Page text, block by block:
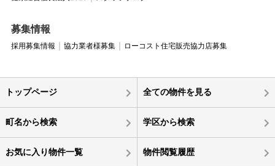
募集情報
採用募集情報 協力業者様募集 ローコスト住宅販売協力店募集
トップページ 全ての物件を見る
町名から検索 学区から検索
お気に入り物件一覧 物件閲覧履歴